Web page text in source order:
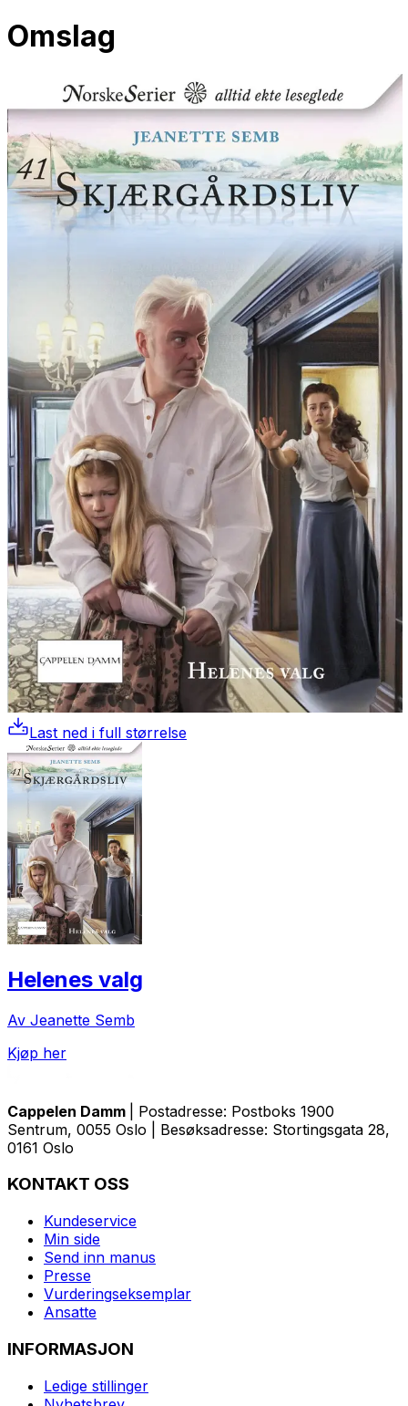
Omslag
Last ned i full størrelse
Helenes valg
Av Jeanette Semb
Kjøp her
Cappelen Damm
| Postadresse: Postboks 1900
Sentrum, 0055 Oslo | Besøksadresse: Stortingsgata 28,
0161 Oslo
KONTAKT OSS
Kundeservice
Min side
Send inn manus
Presse
Vurderingseksemplar
Ansatte
INFORMASJON
Ledige stillinger